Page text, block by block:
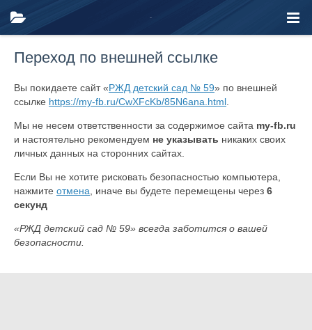
Переход по внешней ссылке
Вы покидаете сайт «РЖД детский сад № 59» по внешней
ссылке https://my-fb.ru/CwXFcKb/85N6ana.html
Мы не несем ответственности за содержимое сайта my-fb.ru
и настоятельно рекомендуем не указывать никаких своих
личных данных на сторонних сайтах.
Если Вы не хотите рисковать безопасностью компьютера,
нажмите отмена , иначе вы будете перемещены через 6
секунд
«РЖД детский сад № 59» всегда заботится о вашей
безопасности.